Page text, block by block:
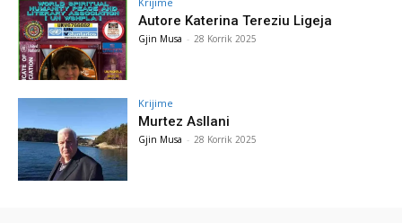
Autore Katerina Tereziu Ligeja
Gjin Musa - 28 Korrik 2025
Krijime
Murtez Asllani
Gjin Musa - 28 Korrik 2025